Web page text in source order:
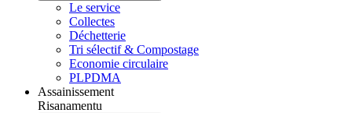
Le service
Collectes
Déchetterie
Tri sélectif & Compostage
Economie circulaire
PLPDMA
Assainissement
Risanamentu